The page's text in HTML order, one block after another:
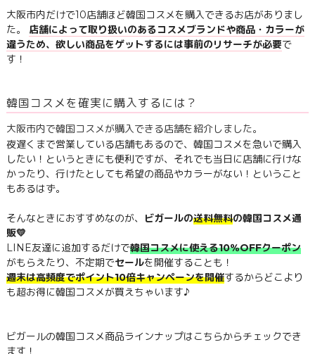
大阪市内だけで10店舗ほど韓国コスメを購入できるお店がありまし
た。 店舗によって取り扱いのあるコスメブランドや商品・カラーが
違うため、欲しい商品をゲットするには事前のリサーチが必要で
す！
韓国コスメを確実に購入するには？
大阪市内で韓国コスメが購入できる店舗を紹介しました。
夜遅くまで営業している店舗もあるので、韓国コスメを急いで購入
したい！というときにも便利ですが、それでも当日に店舗に行けな
かったり、行けたとしても希望の商品やカラーがない！ということ
もあるはず。
そんなときにおすすめなのが、 ビガールの送料無料の韓国コスメ通
販💛
LINE友達に追加するだけで韓国コスメに使える10％OFFクーポン
がもらえたり、不定期でセールを開催することも！
週末は高頻度でポイント10倍キャンペーンを開催するからどこより
も超お得に韓国コスメが買えちゃいます♪
ビガールの韓国コスメ商品ラインナップはこちらからチェックでき
ます！